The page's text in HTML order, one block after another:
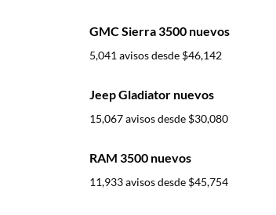
GMC Sierra 3500 nuevos
5,041 avisos desde $46,142
Jeep Gladiator nuevos
15,067 avisos desde $30,080
RAM 3500 nuevos
11,933 avisos desde $45,754